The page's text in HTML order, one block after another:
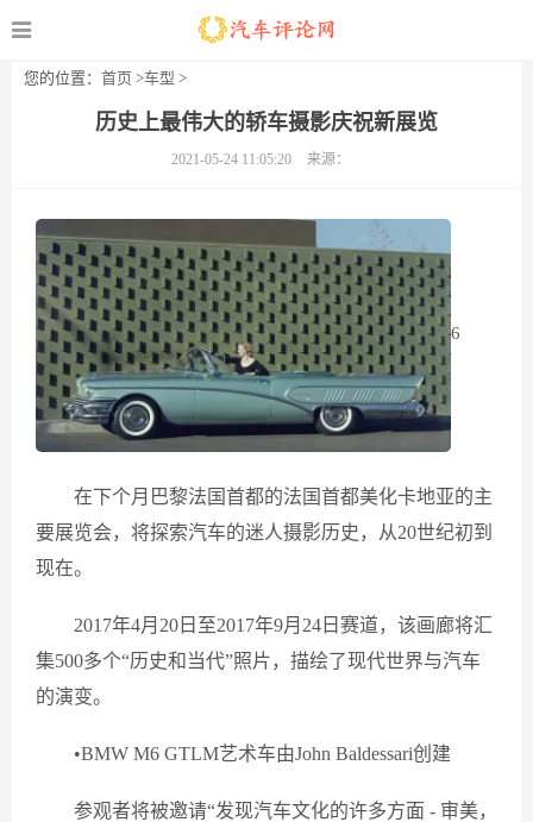
您的位置： 首页 >车型 >
历史上最伟大的轿车摄影庆祝新展览
2021-05-24 11:05:20 来源：
6
在下个月巴黎法国首都的法国首都美化卡地亚的主
要展览会，将探索汽车的迷人摄影历史，从20世纪初到
现在。
2017年4月20日至2017年9月24日赛道，该画廊将汇
集500多个“历史和当代”照片，描绘了现代世界与汽车
的演变。
•BMW M6 GTLM艺术车由John Baldessari创建
参观者将被邀请“发现汽车文化的许多方面 - 审美，